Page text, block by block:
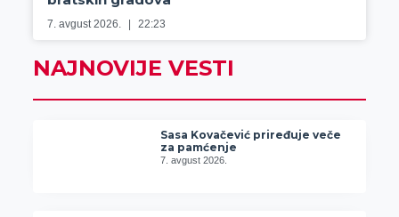
7. avgust 2026. 22:23
NAJNOVIJE VESTI
Sasa Kovačević priređuje veče
za pamćenje
7. avgust 2026.